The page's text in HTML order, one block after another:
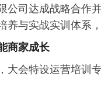
公司达成战略合作
养与实战实训体系
商家成长
大会特设运营培训